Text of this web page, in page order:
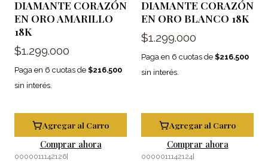
DIAMANTE CORAZÓN
EN ORO AMARILLO
18K
$1.299.000
Paga en 6 cuotas de $216.500
sin interés.
Agregar al Carro
Comprar ahora
DIAMANTE CORAZÓN
EN ORO BLANCO 18K
$1.299.000
Paga en 6 cuotas de $216.500
sin interés.
Agregar al Carro
Comprar ahora
0000011142126 0000011142124